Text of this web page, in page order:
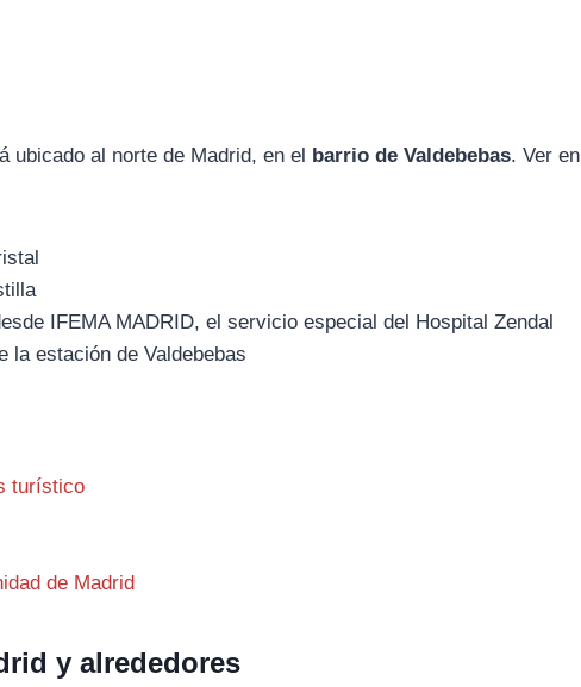
ubicado al norte de Madrid, en el barrio de Valdebebas. Ver en
IFEMA MADRID, el servicio especial del Hospital Zendal
la estación de Valdebebas
turístico
de Madrid
y alrededores